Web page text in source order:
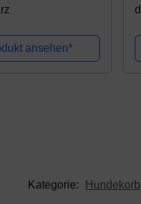
ansehen*
Kategorie: